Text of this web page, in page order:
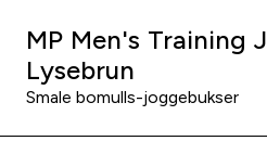
MP Men's Training
Lysebrun
Smale bomulls-joggebukser